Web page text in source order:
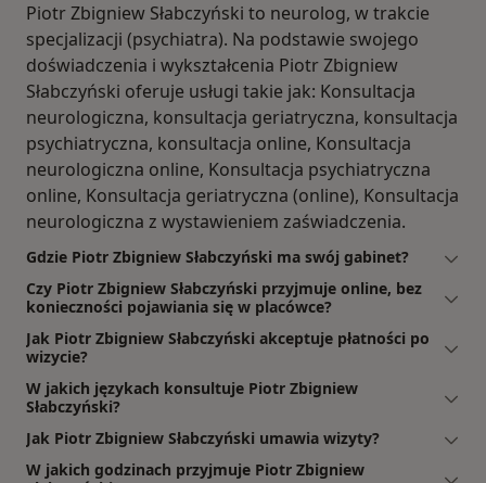
Piotr Zbigniew Słabczyński to neurolog, w trakcie
specjalizacji (psychiatra). Na podstawie swojego
doświadczenia i wykształcenia Piotr Zbigniew
Słabczyński oferuje usługi takie jak: Konsultacja
neurologiczna, konsultacja geriatryczna, konsultacja
psychiatryczna, konsultacja online, Konsultacja
neurologiczna online, Konsultacja psychiatryczna
online, Konsultacja geriatryczna (online), Konsultacja
neurologiczna z wystawieniem zaświadczenia.
Gdzie Piotr Zbigniew Słabczyński ma swój gabinet?
Czy Piotr Zbigniew Słabczyński przyjmuje online, bez
konieczności pojawiania się w placówce?
Jak Piotr Zbigniew Słabczyński akceptuje płatności po
wizycie?
W jakich językach konsultuje Piotr Zbigniew
Słabczyński?
Jak Piotr Zbigniew Słabczyński umawia wizyty?
W jakich godzinach przyjmuje Piotr Zbigniew